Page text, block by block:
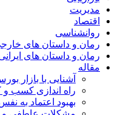
مدیریت
اقتصاد
روانشناسی
رمان و داستان های
رمان و داستان های
مقاله
آشنایی با بازار
راه اندازی کسب و
بهبود اعتماد به